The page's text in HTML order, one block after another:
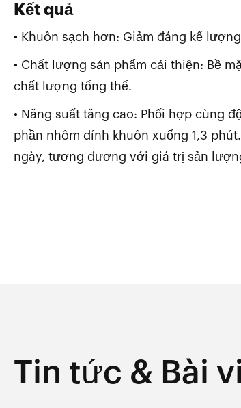
Kết quả
• Khuôn sạch hơn: Giảm đáng kể
• Chất lượng sản phẩm cải thiện: Bề
chất lượng tổng thể.
• Năng suất tăng cao: Phối hợp cùng
phần nhôm dính khuôn xuống 1,3
ngày, tương đương với giá trị sản
Tin tức & Bài